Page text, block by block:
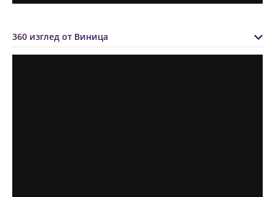
360 изглед от Виница